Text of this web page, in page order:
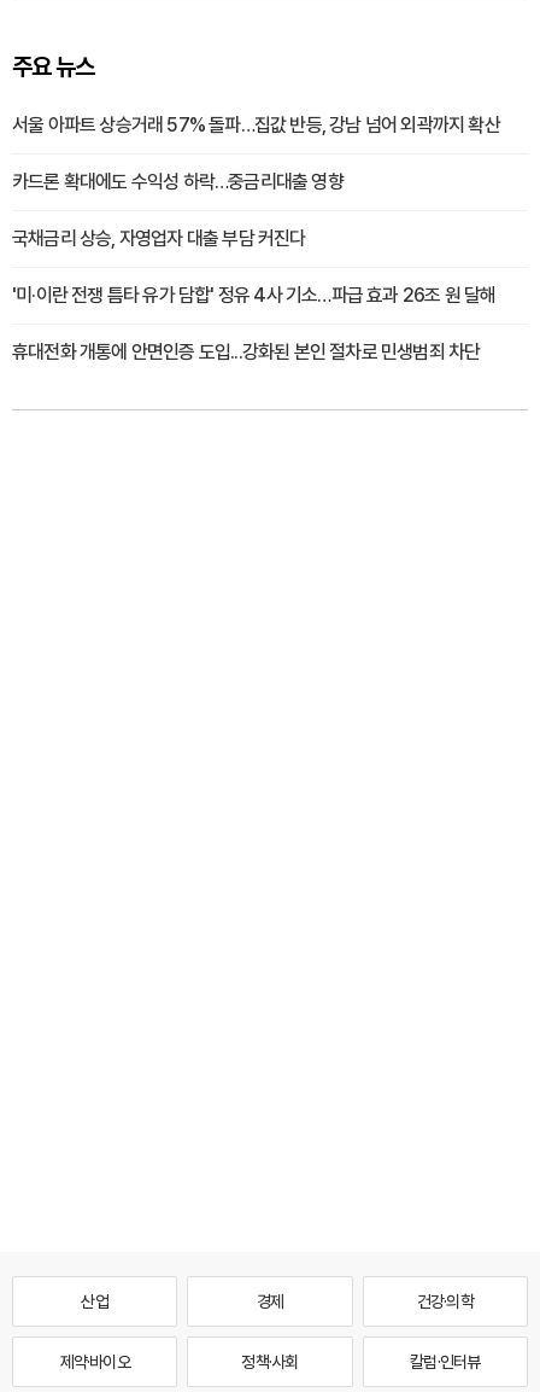
주요 뉴스
서울 아파트 상승거래 57% 돌파…집값 반등, 강남 넘어 외곽까지 확산
카드론 확대에도 수익성 하락…중금리대출 영향
국채금리 상승, 자영업자 대출 부담 커진다
'미·이란 전쟁 틈타 유가 담합' 정유 4사 기소…파급 효과 26조 원 달해
휴대전화 개통에 안면인증 도입...강화된 본인 절차로 민생범죄 차단
산업 경제 건강·의학
제약·바이오 정책·사회 칼럼·인터뷰